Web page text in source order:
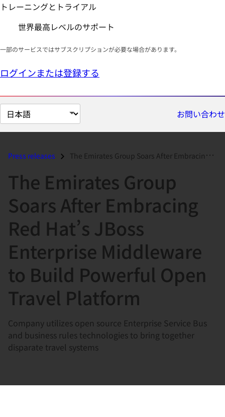
トレーニングとトライアル
世界最高レベルのサポート
一部のサービスではサブスクリプションが必要な場合があります。
ログインまたは登録する
ペ
ー
の
語
だ
お問い合わせ
Press releases The Emirates Group Soars After Embracing Red Hat’s JBoss Enterprise Mi...
The Emirates Group
Soars After Embracing
Red Hat’s JBoss
Enterprise Middleware
to Build Powerful Open
Travel Platform
Company utilizes open source Enterprise Service Bus
and business rules technologies to bring together
disparate travel systems